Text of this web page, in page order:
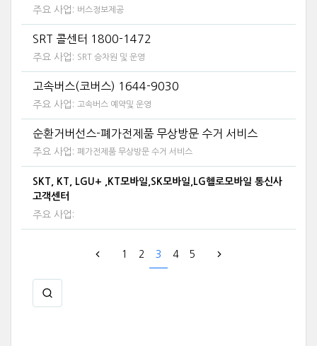
주요 사업: 버스정보제공
SRT 콜센터 1800-1472
주요 사업: SRT 승차원 및 운영
고속버스(코버스) 1644-9030
주요 사업: 고속버스 예약및 운영
순환거버선스-폐가전제품 무상방문 수거 서비스
주요 사업: 폐가전제품 무상방문 수거 서비스
SKT, KT, LGU+ ,KT모바일,SK모바일,LG헬로모바일 통신사
고객센터
주요 사업:
1 2 3 4 5